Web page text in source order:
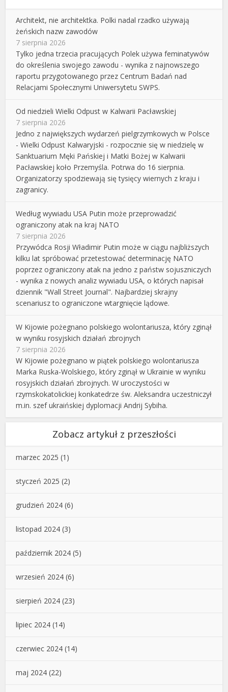
Architekt, nie architektka. Polki nadal rzadko używają
żeńskich nazw zawodów
7 sierpnia 2026
Tylko jedna trzecia pracujących Polek używa feminatywów
do określenia swojego zawodu - wynika z najnowszego
raportu przygotowanego przez Centrum Badań nad
Relacjami Społecznymi Uniwersytetu SWPS.
Od niedzieli Wielki Odpust w Kalwarii Pacławskiej
7 sierpnia 2026
Jedno z największych wydarzeń pielgrzymkowych w Polsce
- Wielki Odpust Kalwaryjski - rozpocznie się w niedzielę w
Sanktuarium Męki Pańskiej i Matki Bożej w Kalwarii
Pacławskiej koło Przemyśla. Potrwa do 16 sierpnia.
Organizatorzy spodziewają się tysięcy wiernych z kraju i
zagranicy.
Według wywiadu USA Putin może przeprowadzić
ograniczony atak na kraj NATO
7 sierpnia 2026
Przywódca Rosji Władimir Putin może w ciągu najbliższych
kilku lat spróbować przetestować determinację NATO
poprzez ograniczony atak na jedno z państw sojuszniczych
- wynika z nowych analiz wywiadu USA, o których napisał
dziennik "Wall Street Journal". Najbardziej skrajny
scenariusz to ograniczone wtargnięcie lądowe.
W Kijowie pożegnano polskiego wolontariusza, który zginął
w wyniku rosyjskich działań zbrojnych
7 sierpnia 2026
W Kijowie pożegnano w piątek polskiego wolontariusza
Marka Ruska-Wolskiego, który zginął w Ukrainie w wyniku
rosyjskich działań zbrojnych. W uroczystości w
rzymskokatolickiej konkatedrze św. Aleksandra uczestniczył
m.in. szef ukraińskiej dyplomacji Andrij Sybiha.
Zobacz artykuł z przeszłości
marzec 2025 (1)
styczeń 2025 (2)
grudzień 2024 (6)
listopad 2024 (3)
październik 2024 (5)
wrzesień 2024 (6)
sierpień 2024 (23)
lipiec 2024 (14)
czerwiec 2024 (14)
maj 2024 (22)